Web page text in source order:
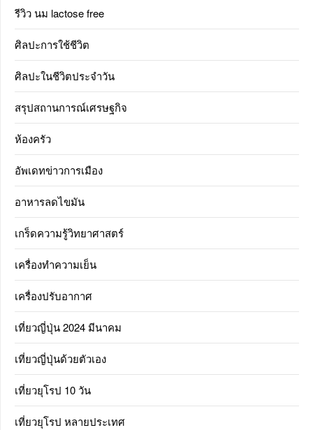
รีวิว นม lactose free
ศิลปะการใช้ชีวิต
ศิลปะในชีวิตประจำวัน
สรุปสถานการณ์เศรษฐกิจ
ห้องครัว
อัพเดทข่าวการเมือง
อาหารลดไขมัน
เกร็ดความรู้วิทยาศาสตร์
เครื่องทำความเย็น
เครื่องปรับอากาศ
เที่ยวญี่ปุ่น 2024 มีนาคม
เที่ยวญี่ปุ่นด้วยตัวเอง
เที่ยวยุโรป 10 วัน
เที่ยวยุโรป หลายประเทศ